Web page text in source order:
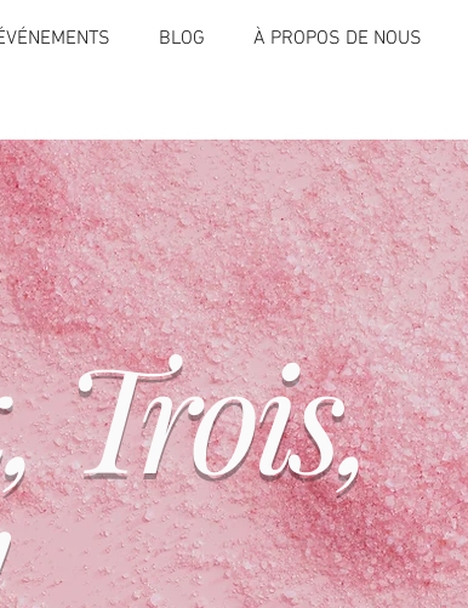
BLOG À PROPOS DE NOUS
Trois,